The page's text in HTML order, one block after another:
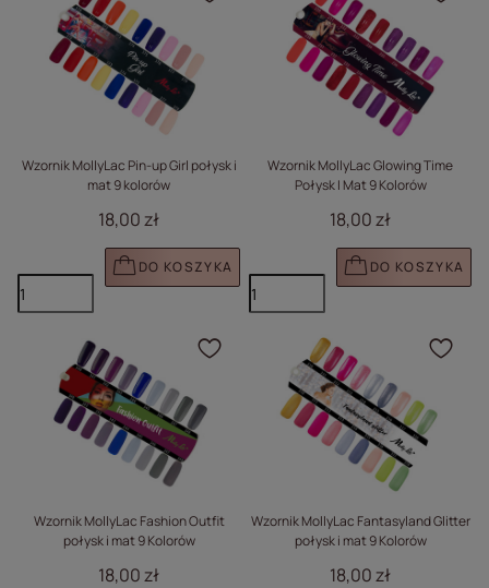
Wzornik MollyLac Pin-up Girl połysk i
mat 9 kolorów
18,00 zł
DO KOSZYKA
Wzornik MollyLac Glowing Time
Połysk I Mat 9 Kolorów
18,00 zł
DO KOSZYKA
Wzornik MollyLac Fashion Outfit
połysk i mat 9 Kolorów
18,00 zł
Kliknij, aby dodać
Wzornik MollyLac Fantasyland Glitter
połysk i mat 9 Kolorów
18,00 zł